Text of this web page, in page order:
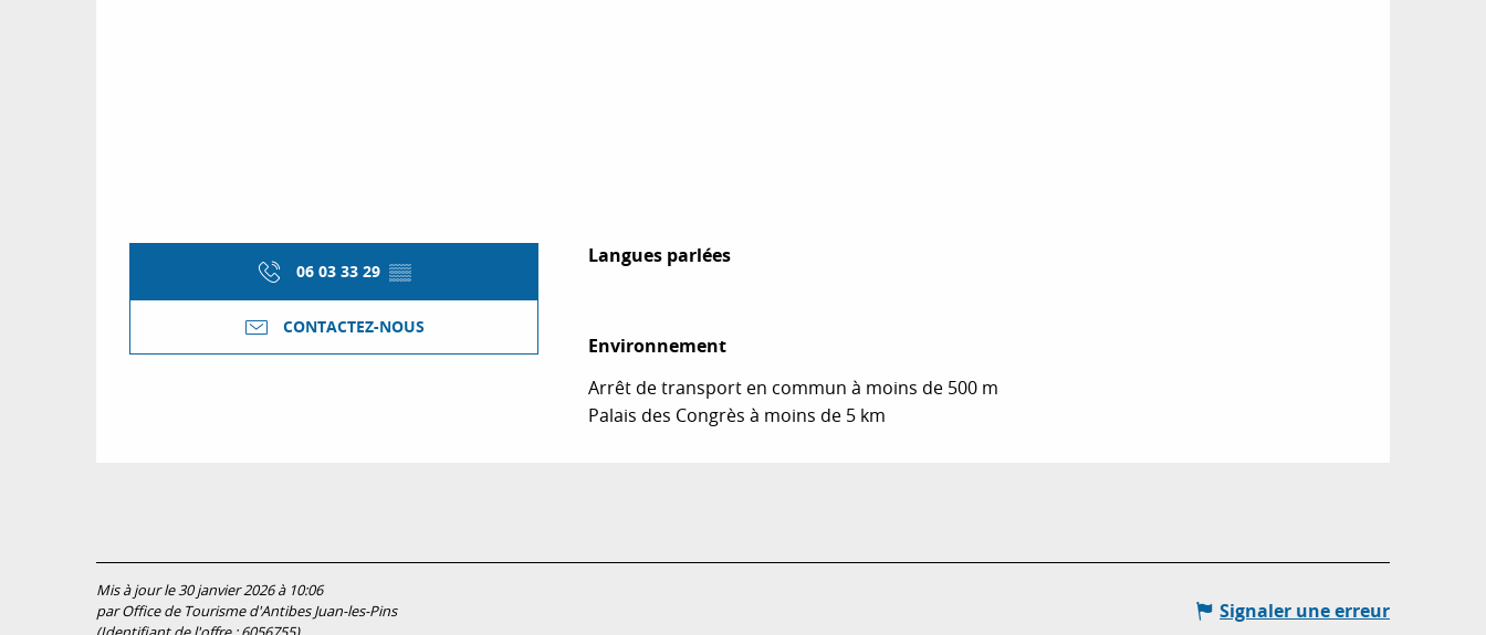
06 03 33 29 ▒▒
CONTACTEZ-NOUS
Langues parlées
Langues parlées
Environnement
Environnement
Arrêt de transport en commun à moins de 500 m
Palais des Congrès à moins de 5 km
Mis à jour le 30 janvier 2026 à 10:06
par Office de Tourisme d'Antibes Juan-les-Pins
Signaler une erreur